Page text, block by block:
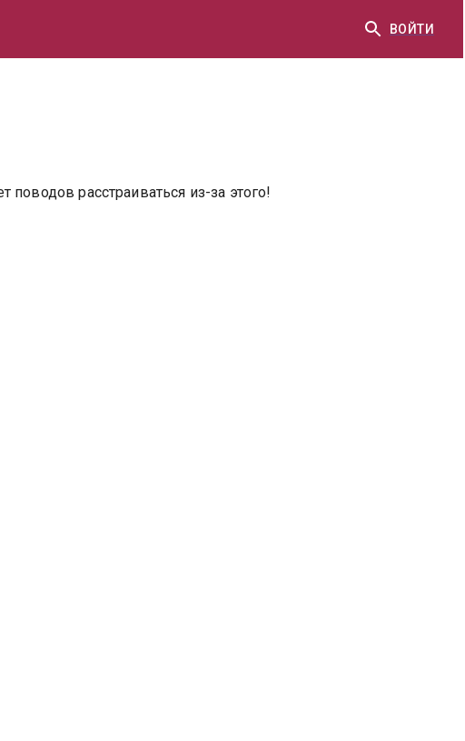
ВОЙТИ
расстраиваться из-за этого!